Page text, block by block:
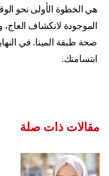
هي الخطوة الأولى نحو
الموجودة لانكشاف
صحة طبقة المينا. في
ابتسامتك.
مقالات ذات صلة